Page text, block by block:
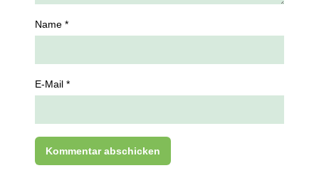
Name *
E-Mail *